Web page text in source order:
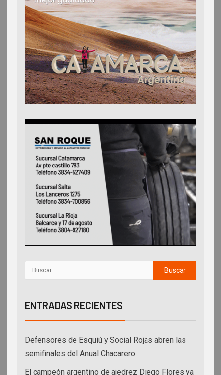
ENTRADAS RECIENTES
Defensores de Esquiú y Social Rojas abren las
semifinales del Anual Chacarero
El campeón argentino de ajedrez Diego Flores ya